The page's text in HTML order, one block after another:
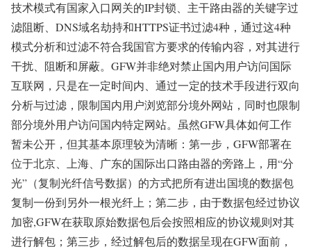
技术模式有国家入口网关的IP封锁、主干路由器的关键字过
滤阻断、DNS域名劫持和HTTPS证书过滤4种，通过这4种
模式分析和过滤不符合我国官方要求的传输内容，对其进行
干扰、阻断和屏蔽。GFW并非绝对禁止国内用户访问国际
互联网，只是在一定时间内、通过一定的技术手段进行双向
分析与过滤，限制国内用户浏览部分境外网站，同时也限制
部分境外用户访问国内特定网站。虽然GFW具体如何工作
暂未公开，但其基本原理较为清晰：第一步，GFW部署在
位于北京、上海、广东的国际出口路由器的旁路上，用“分
光”（复制光纤信号数据）的方式把所有进出国境的数据包
复制一份到另外一根光纤上；第二步，由于数据包经过协议
加密,GFW在获取原始数据包后会按照相应的协议规则对其
进行解包；第三步，经过解包后的数据呈现在GFW面前，